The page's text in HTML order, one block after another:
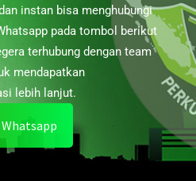
instan bisa menghubungi
pada tombol berikut
terhubung dengan team
mendapatkan
lebih lanjut.
Whatsapp